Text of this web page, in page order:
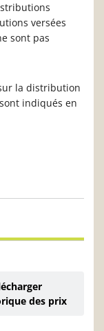
versées
sont pas
la distribution
indiqués en
des prix